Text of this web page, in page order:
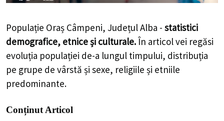
Populație Oraș Câmpeni, Județul Alba - statistici
demografice, etnice și culturale.În articol vei regăsi
evoluția populației de-a lungul timpului, distribuția
pe grupe de vârstă și sexe, religiile și etniile
predominante.
Conținut Articol